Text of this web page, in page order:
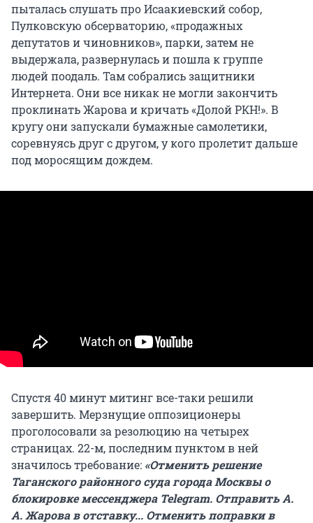
пыталась слушать про Исаакиевский собор,
Пулковскую обсерваторию, «продажных
депутатов и чиновников», парки, затем не
выдержала, развернулась и пошла к группе
людей поодаль. Там собрались защитники
Интернета. Они все никак не могли закончить
проклинать Жарова и кричать «Долой РКН!». В
кругу они запускали бумажные самолетики,
соревнуясь друг с другом, у кого пролетит дальше
под моросящим дождем.
Спустя 40 минут митинг все-таки решили
завершить. Мерзнущие оппозиционеры
проголосовали за резолюцию на четырех
страницах. 22-м, последним пунктом в ней
значилось требование: «Отменить решение
Таганского районного суда города Москвы о
блокировке мессенджера Telegram. Отправить А.
А. Жарова в отставку... Отменить поправки в